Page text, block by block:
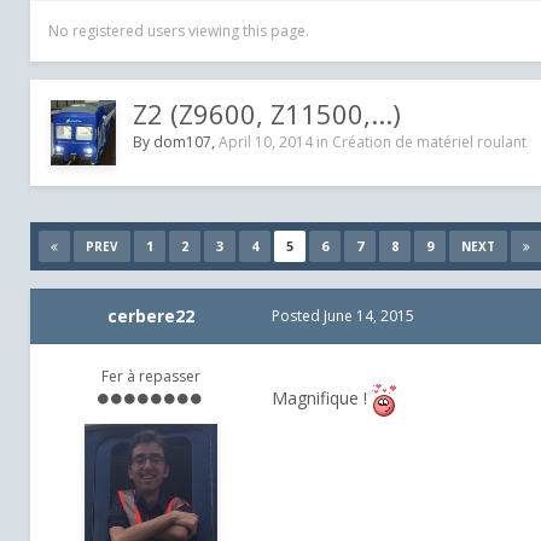
No registered users viewing this page.
Z2 (Z9600, Z11500,...)
By dom107, April 10, 2014 in Création de matériel roulant
PREV 1 2 3 4 5 6 7 8 9 NEXT
cerbere22
Fer à repasser
Posted June 14, 2015
Magnifique !